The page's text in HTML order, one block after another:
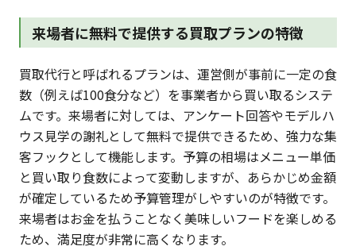
来場者に無料で提供する買取プランの特徴
買取代行と呼ばれるプランは、運営側が事前に一定の食
数（例えば100食分など）を事業者から買い取るシステ
ムです。来場者に対しては、アンケート回答やモデルハ
ウス見学の謝礼として無料で提供できるため、強力な集
客フックとして機能します。予算の相場はメニュー単価
と買い取り食数によって変動しますが、あらかじめ金額
が確定しているため予算管理がしやすいのが特徴です。
来場者はお金を払うことなく美味しいフードを楽しめる
ため、満足度が非常に高くなります。